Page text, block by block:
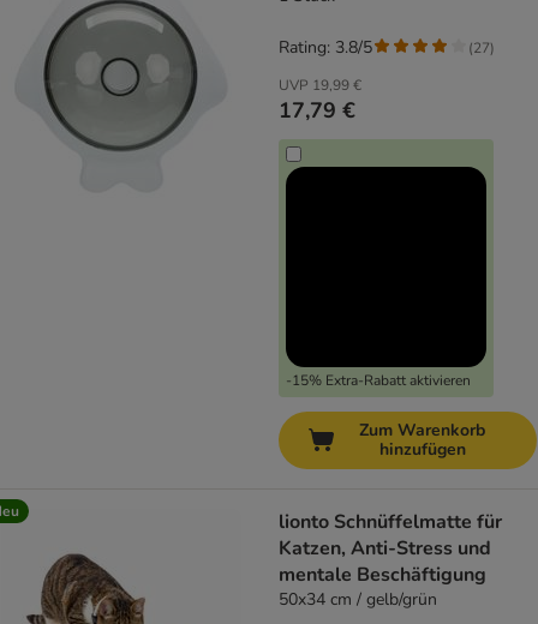
UVP 19,99 €
17,79 €
-15% Extra-Rabatt aktivieren
Rating: 3.8/5 (27)
Zum Warenkorb
hinzufügen
lionto Schnüffelmatte für
Katzen, Anti-Stress und
mentale Beschäftigung
50x34 cm / gelb/grün